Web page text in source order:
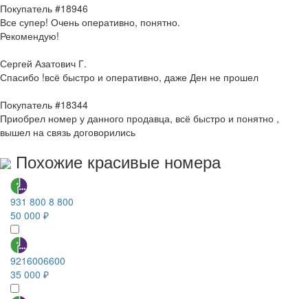
Покупатель #18946
Все супер! Очень оперативно, понятно.
Рекомендую!
Сергей Азатович Г.
Спасибо !всё быстро и оперативно, даже Ден не прошел
Покупатель #18344
Приобрел номер у данного продавца, всё быстро и понятно ,
вышел на связь договорились
Похожие красивые номера
931 800 8 800
50 000 ₽
9216006600
35 000 ₽